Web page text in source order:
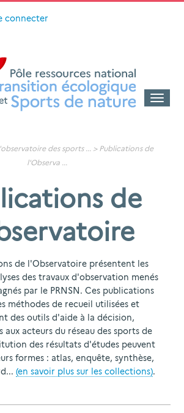
connecter
Toggle
des sports... > Publications de
l'Observa
de
de l'Observatoire présentent les
des travaux d'observation menés
par le PRNSN. Ces publications
méthodes de recueil utilisées et
des outils d'aide à la décision,
aux acteurs du réseau des sports de
des résultats d'études peuvent
formes : atlas, enquête, synthèse,
(en savoir plus sur les collections).